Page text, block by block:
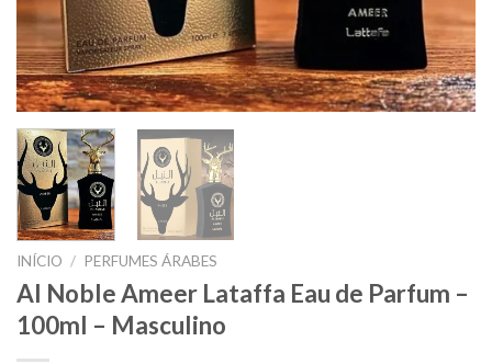
INÍCIO / PERFUMES ÁRABES
Al Noble Ameer Lataffa Eau de Parfum –
100ml – Masculino